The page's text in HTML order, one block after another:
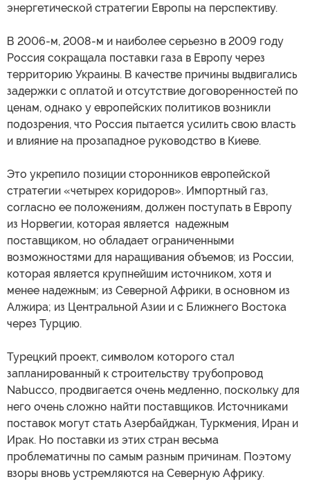
энергетической стратегии Европы на перспективу.
В 2006-м, 2008-м и наиболее серьезно в 2009 году
Россия сокращала поставки газа в Европу через
территорию Украины. В качестве причины выдвигались
задержки с оплатой и отсутствие договоренностей по
ценам, однако у европейских политиков возникли
подозрения, что Россия пытается усилить свою власть
и влияние на прозападное руководство в Киеве.
Это укрепило позиции сторонников европейской
стратегии «четырех коридоров». Импортный газ,
согласно ее положениям, должен поступать в Европу
из Норвегии, которая является надежным
поставщиком, но обладает ограниченными
возможностями для наращивания объемов; из России,
которая является крупнейшим источником, хотя и
менее надежным; из Северной Африки, в основном из
Алжира; из Центральной Азии и с Ближнего Востока
через Турцию.
Турецкий проект, символом которого стал
запланированный к строительству трубопровод
Nabucco, продвигается очень медленно, поскольку для
него очень сложно найти поставщиков. Источниками
поставок могут стать Азербайджан, Туркмения, Иран и
Ирак. Но поставки из этих стран весьма
проблематичны по самым разным причинам. Поэтому
взоры вновь устремляются на Северную Африку.